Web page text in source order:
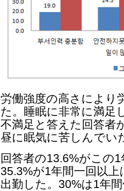
労働強度の高さにより
た。睡眠に非常に満足
不満足と答えた回答者
昼に眠気に苦しんでい
回答者の13.6%がこの
35.3%が1年間一回以
出勤した。30%は1年